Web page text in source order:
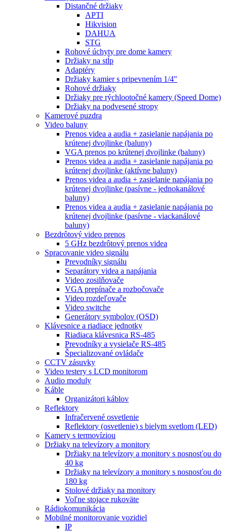
Distančné držiaky
APTI
Hikvision
DAHUA
STG
Rohové úchyty pre dome kamery
Držiaky na stĺp
Adaptéry
Držiaky kamier s pripevnením 1/4"
Rohové držiaky
Držiaky pre rýchlootočné kamery (Speed Dome)
Držiaky na podvesené stropy
Kamerové puzdra
Video baluny
Prenos videa a audia + zasielanie napájania po
krútenej dvojlinke (baluny)
VGA prenos po krútenej dvojlinke (baluny)
Prenos videa a audia + zasielanie napájania po
krútenej dvojlinke (aktívne baluny)
Prenos videa a audia + zasielanie napájania po
krútenej dvojlinke (pasívne - jednokanálové
baluny)
Prenos videa a audia + zasielanie napájania po
krútenej dvojlinke (pasívne - viackanálové
baluny)
Bezdrôtový video prenos
5 GHz bezdrôtový prenos videa
Spracovanie video signálu
Prevodníky signálu
Separátory videa a napájania
Video zosilňovače
VGA prepínače a rozbočovače
Video rozdeľovače
Video switche
Generátory symbolov (OSD)
Klávesnice a riadiace jednotky
Riadiaca klávesnica RS-485
Prevodníky a vysielače RS-485
Špecializované ovládače
CCTV zásuvky
Video testery s LCD monitorom
Audio moduly
Káble
Organizátori káblov
Reflektory
Infračervené osvetlenie
Reflektory (osvetlenie) s bielym svetlom (LED)
Kamery s termovíziou
Držiaky na televízory a monitory
Držiaky na televízory a monitory s nosnosťou do
40 kg
Držiaky na televízory a monitory s nosnosťou do
180 kg
Stolové držiaky na monitory
Voľne stojace rukoväte
Rádiokomunikácia
Mobilné monitorovanie vozidiel
IP